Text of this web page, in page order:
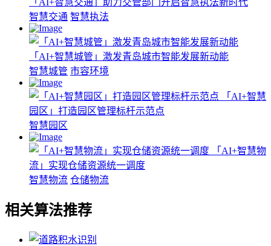
「AI+智慧交通」助力交管部门开启智慧执法新时代
智慧交通 智慧执法
「AI+智慧城管」激发青岛城市智能发展新动能
智慧城管 市容环境
「AI+智慧
园区」打造园区管理标杆示范点
智慧园区
「AI+智慧物
流」实现仓储资源统一调度
智慧物流 仓储物流
相关算法推荐